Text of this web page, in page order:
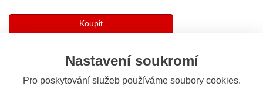
Nastavení soukromí
Pro poskytování služeb používáme soubory cookies.
Koupit